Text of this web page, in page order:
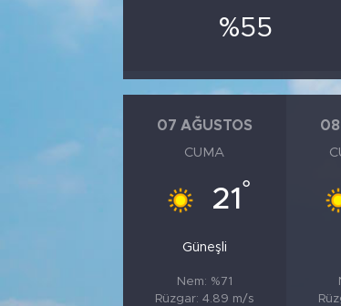
%55
07 AĞUSTOS
CUMA
21 °
Güneşli
Nem: %71
Rüzgar: 4.89 m/s
08